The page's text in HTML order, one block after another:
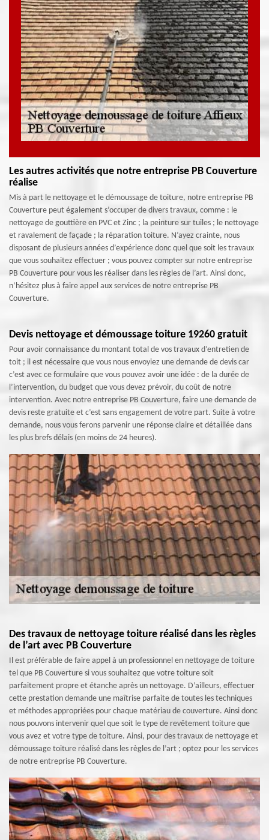
Les autres activités que notre entreprise PB Couverture
réalise
Mis à part le nettoyage et le démoussage de toiture, notre entreprise PB
Couverture peut également s’occuper de divers travaux, comme : le
nettoyage de gouttière en PVC et Zinc ; la peinture sur tuiles ; le nettoyage
et ravalement de façade ; la réparation toiture. N’ayez crainte, nous
disposant de plusieurs années d’expérience donc quel que soit les travaux
que vous souhaitez effectuer ; vous pouvez compter sur notre entreprise
PB Couverture pour vous les réaliser dans les règles de l’art. Ainsi donc,
n’hésitez plus à faire appel aux services de notre entreprise PB
Couverture.
Devis nettoyage et démoussage toiture 19260 gratuit
Pour avoir connaissance du montant total de vos travaux d’entretien de
toit ; il est nécessaire que vous nous envoyiez une demande de devis car
c’est avec ce formulaire que vous pouvez avoir une idée : de la durée de
l’intervention, du budget que vous devez prévoir, du coût de notre
intervention. Avec notre entreprise PB Couverture, faire une demande de
devis reste gratuite et c’est sans engagement de votre part. Suite à votre
demande, nous vous ferons parvenir une réponse claire et détaillée dans
les plus brefs délais (en moins de 24 heures).
Des travaux de nettoyage toiture réalisé dans les règles
de l’art avec PB Couverture
Il est préférable de faire appel à un professionnel en nettoyage de toiture
tel que PB Couverture si vous souhaitez que votre toiture soit
parfaitement propre et étanche après un nettoyage. D’ailleurs, effectuer
cette prestation demande une maîtrise parfaite de toutes les techniques
et méthodes appropriées pour chaque matériau de couverture. Ainsi donc
nous pouvons intervenir quel que soit le type de revêtement toiture que
vous avez et votre type de toiture. Ainsi, pour des travaux de nettoyage et
démoussage toiture réalisé dans les règles de l’art ; optez pour les services
de notre entreprise PB Couverture.